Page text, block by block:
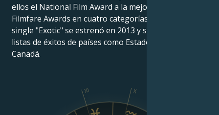
ellos el National Film Award a la mejor actriz y los
Filmfare Awards en cuatro categorías. Su segundo
single "Exotic" se estrenó en 2013 y se colocó en las
listas de éxitos de países como Estados Unidos y
Canadá.
X
XI